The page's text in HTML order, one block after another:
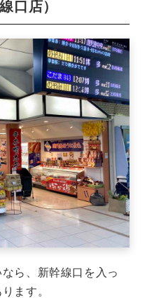
口店）
ら、新幹線口を入っ
ます。